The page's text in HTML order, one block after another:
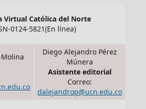
Virtual Católica del Norte
0124-5821(En línea)
Diego Alejandro Pérez
Múnera
Asistente editorial
Correo:
dalejandrop@ucn.edu.co